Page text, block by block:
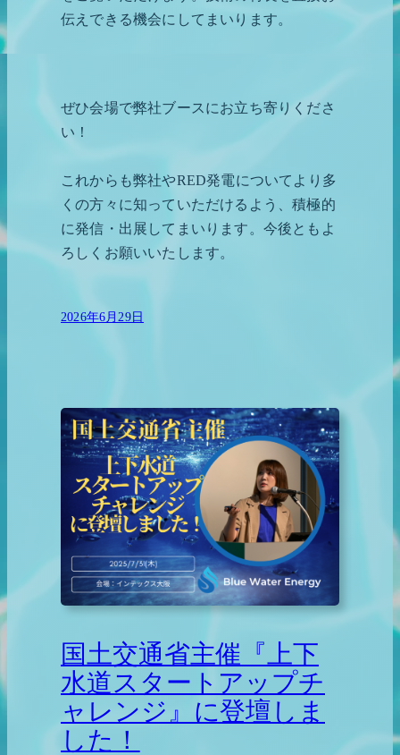
伝えできる機会にしてまいります。
ぜひ会場で弊社ブースにお立ち寄りくださ
い！
これからも弊社やRED発電についてより多
くの方々に知っていただけるよう、積極的
に発信・出展してまいります。今後ともよ
ろしくお願いいたします。
2026年6月29日
国土交通省主催『上下
水道スタートアップチ
ャレンジ』に登壇しま
した！